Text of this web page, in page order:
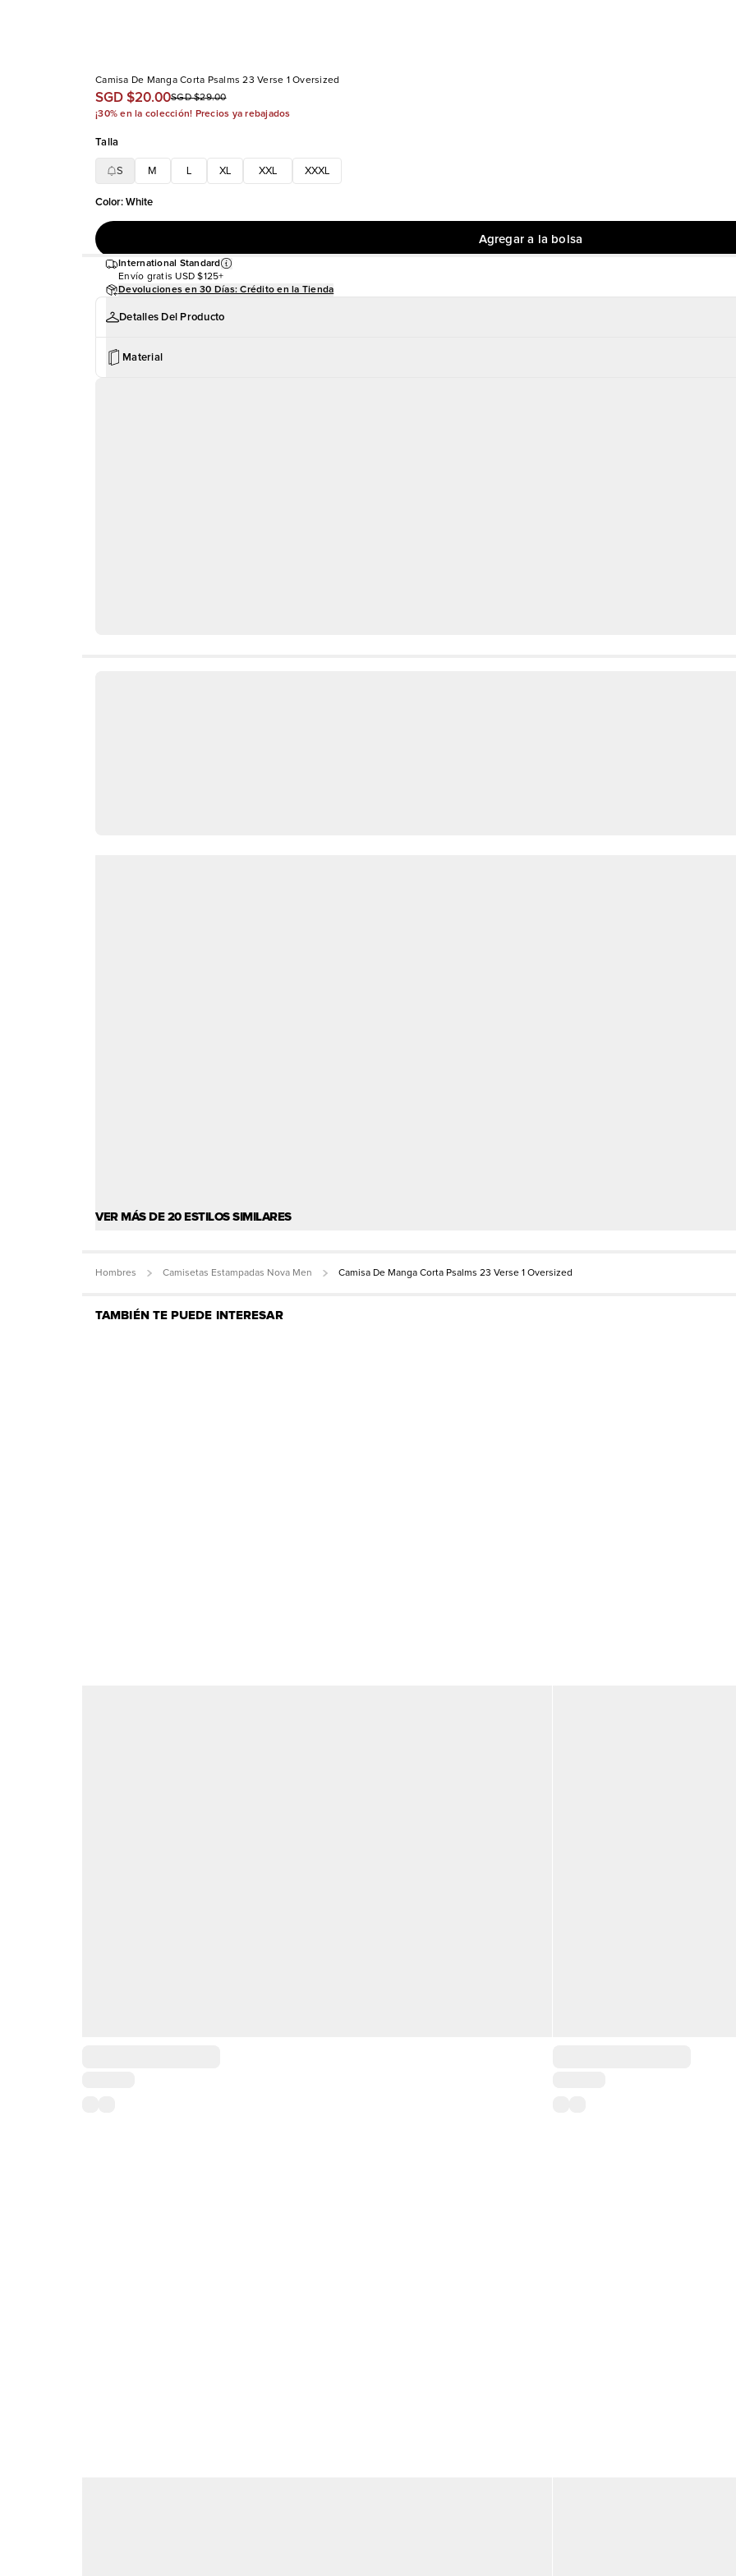
Camisa De Manga Corta Psalms 23 Verse 1 Oversized
SGD $20.00SGD $29.00
¡30% en la colección! Precios ya rebajados
Talla
S M XL XXL XXXL
Color:White
Agregar a la bolsa
International Standard
Envío gratis USD $125+
Devoluciones en 30 Días: Crédito en la Tienda
Detalles Del Producto
Material
VER MÁS DE 20 ESTILOS SIMILARES
Hombres Camisetas Estampadas Nova Men Camisa De Manga Corta Psalms 23 Verse 1 Oversized
TAMBIÉN TE PUEDE INTERESAR